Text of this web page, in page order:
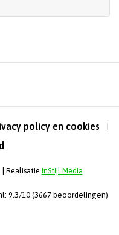
policy en cookies |
Realisatie InStijl Media
9.3/10 (3667 beoordelingen)